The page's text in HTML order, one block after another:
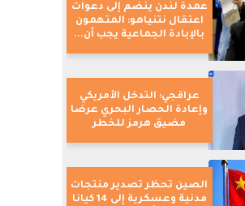
عمدة لندن ينضم إلى دعوات
اعتقال نتنياهو: المتهمون
بالإبادة الجماعية يجب أن...
عراقجي: التدخل الأمريكي
وإعادة الحصار البحري عرضا
مضيق هرمز للخطر
الصين تحظر تصدير منتجات
مدنية وعسكرية إلى 14 كيانا